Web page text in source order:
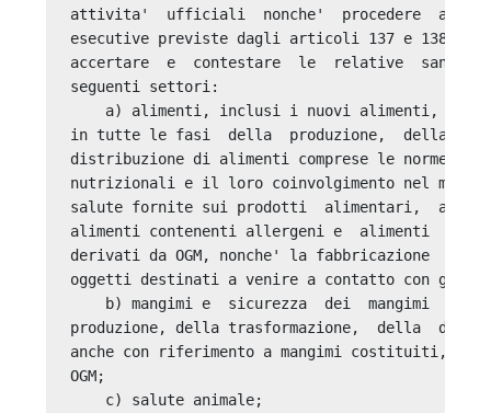
attivita'  ufficiali  nonche'  procedere
esecutive previste dagli articoli 137 e 138  del
accertare  e  contestare  le  relative
seguenti settori:
a) alimenti, inclusi i nuovi alimenti, e la
in tutte le fasi  della  produzione,  della
distribuzione di alimenti comprese le norme
nutrizionali e il loro coinvolgimento nel
salute fornite sui prodotti  alimentari,  anche
alimenti contenenti allergeni e  alimenti
derivati da OGM, nonche' la fabbricazione  e
oggetti destinati a venire a contatto con gli
b) mangimi e  sicurezza  dei  mangimi  in
produzione, della trasformazione,  della
anche con riferimento a mangimi costituiti,
OGM;
    c) salute animale;